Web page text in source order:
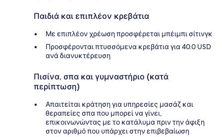
Παιδιά και επιπλέον κρεβάτια
Με επιπλέον χρέωση προσφέρεται μπέιμπι σίτινγκ
Προσφέρονται πτυσσόμενα κρεβάτια για 40.0 USD
ανά διανυκτέρευση
Πισίνα, σπα και γυμναστήριο (κατά
περίπτωση)
Απαιτείται κράτηση για υπηρεσίες μασάζ και
θεραπείες σπα που μπορεί να γίνει,
επικοινωνώντας με το κατάλυμα πριν την άφιξη
στον αριθμό που υπάρχει στην επιβεβαίωση